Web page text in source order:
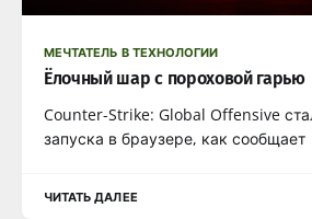
МЕЧТАТЕЛЬ В ТЕХНОЛОГИИ
Ёлочный шар с пороховой гарью
Counter-Strike: Global Offensive
запуска в браузере, как сообщает
ЧИТАТЬ ДАЛЕЕ